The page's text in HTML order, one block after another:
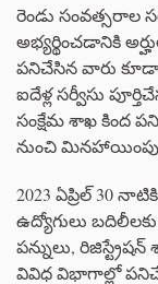
రెండు సంవత్సరాల
అభ్యర్థించడానికి
పనిచేసిన వారు కూడా
ఐదేళ్ల సర్వీసు
సంక్షేమ శాఖ కింద
నుంచి
2023 ఏప్రిల్ 30
ఉద్యోగులు బదిలీలకు
పన్నులు,
వివిధ విభాగాల్లో